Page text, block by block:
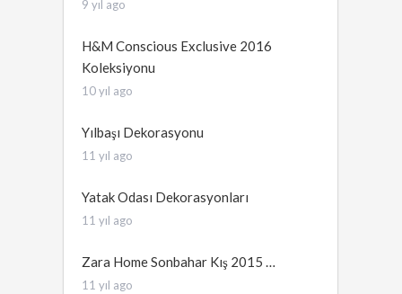
9 yıl ago
H&M Conscious Exclusive 2016
Koleksiyonu
10 yıl ago
Yılbaşı Dekorasyonu
11 yıl ago
Yatak Odası Dekorasyonları
11 yıl ago
Zara Home Sonbahar Kış 2015 …
11 yıl ago